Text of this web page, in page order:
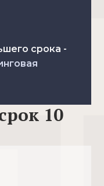
срока -
10